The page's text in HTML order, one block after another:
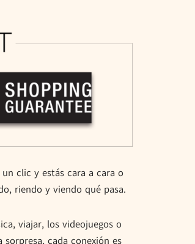
clic y estás cara a cara o
riendo y viendo qué pasa.
viajar, los videojuegos o
cada conexión es